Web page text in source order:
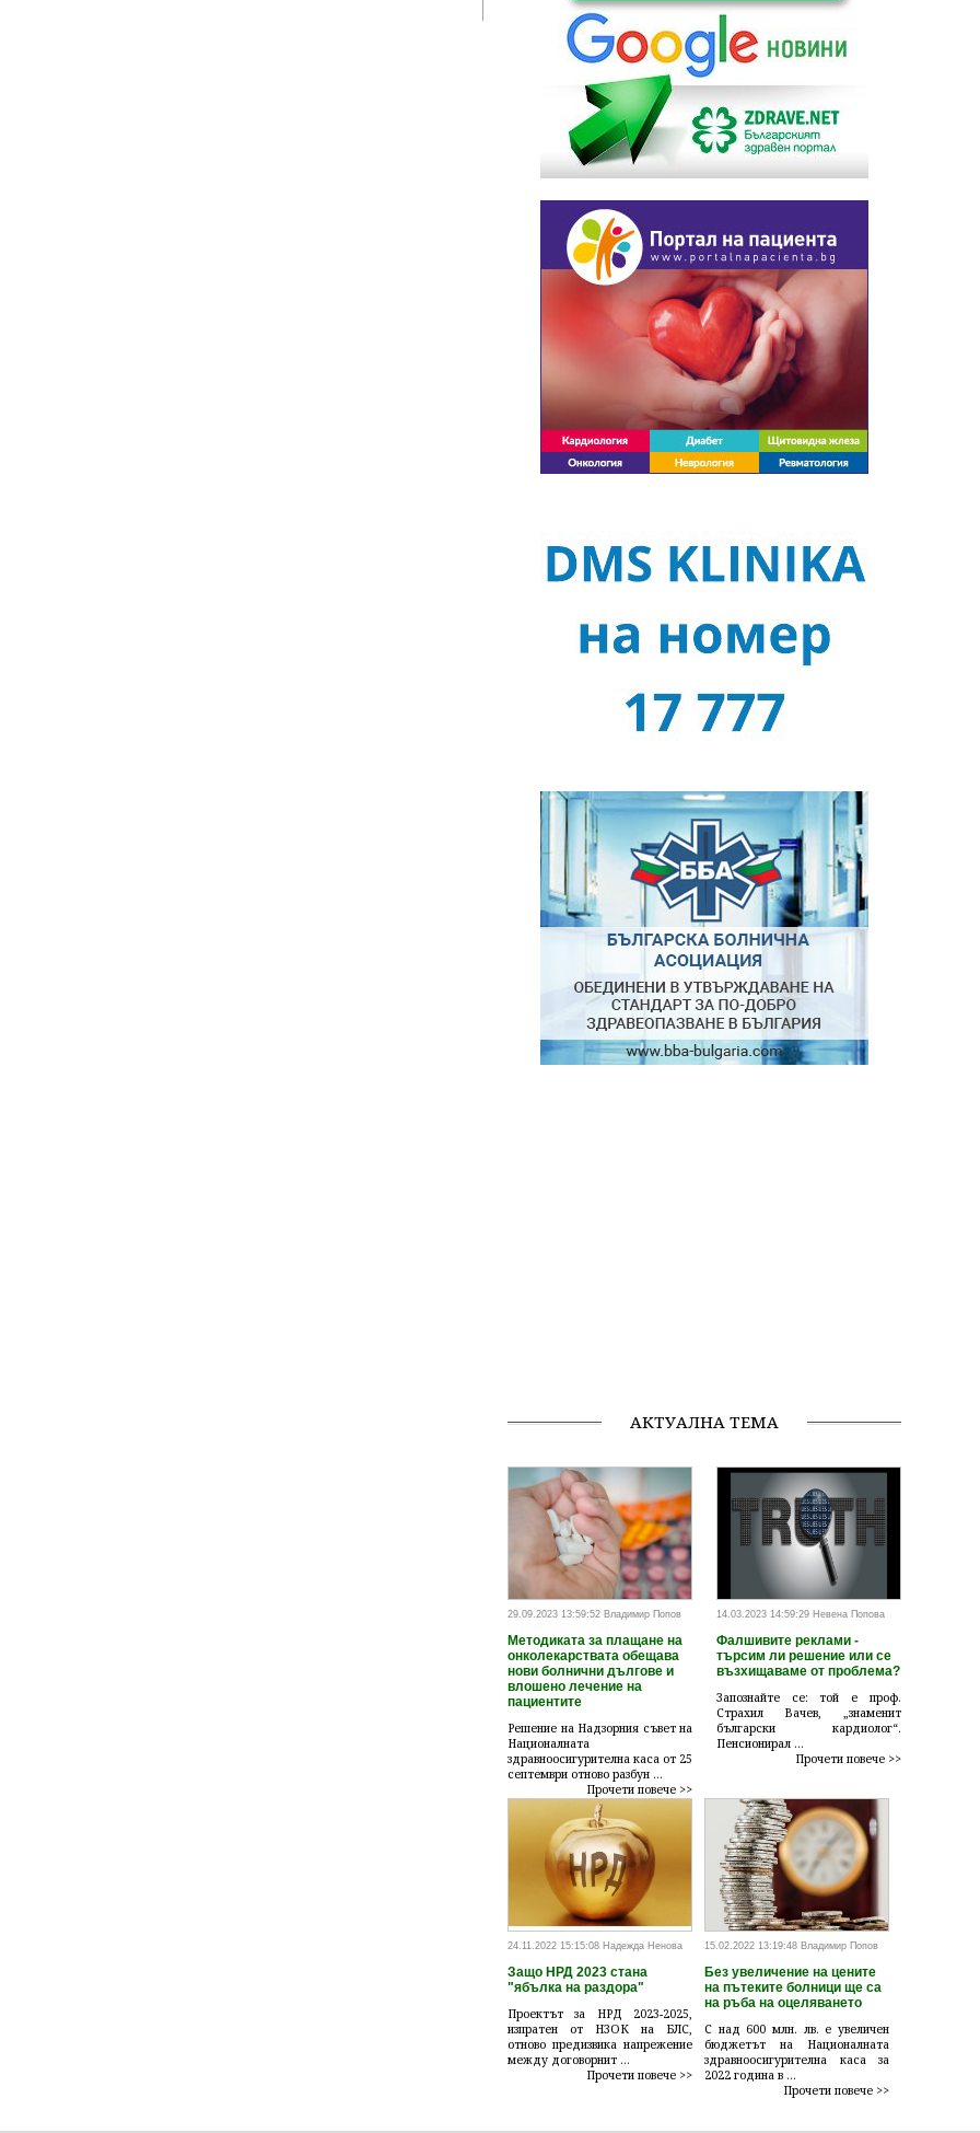
АКТУАЛНА ТЕМА
29.09.2023 13:59:52 Владимир Попов
Методиката за плащане на
онколекарствата обещава
нови болнични дългове и
влошено лечение на
пациентите
Решение на Надзорния съвет на
Националната
здравноосигурителна каса от 25
септември отново разбун ...
Прочети повече >>
14.03.2023 14:59:29 Невена Попова
Фалшивите реклами -
търсим ли решение или се
възхищаваме от проблема?
Запознайте се: той е проф.
Страхил Вачев, „знаменит
български кардиолог“.
Пенсионирал ...
Прочети повече >>
24.11.2022 15:15:08 Надежда Ненова
Защо НРД 2023 стана
"ябълка на раздора"
Проектът за НРД 2023-2025,
изпратен от НЗОК на БЛС,
отново предизвика напрежение
между договорнит ...
Прочети повече >>
15.02.2022 13:19:48 Владимир Попов
Без увеличение на цените
на пътеките болници ще са
на ръба на оцеляването
С над 600 млн. лв. е увеличен
бюджетът на Националната
здравноосигурителна каса за
2022 година в ...
Прочети повече >>